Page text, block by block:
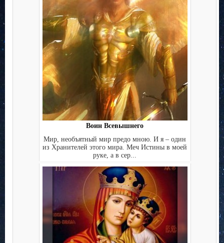
Воин Всевышнего
Мир, необъятный мир предо мною. И я – один
из Хранителей этого мира. Меч Истины в моей
руке, а в сер...